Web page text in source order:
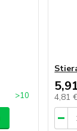
>10 4,81